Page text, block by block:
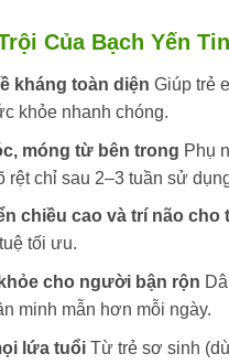
Của Bạch Yến
kháng toàn diện Giúp trẻ
khỏe nhanh chóng.
móng từ bên trong Phụ
rệt chỉ sau 2–3 tuần sử
chiều cao và trí não cho
tối ưu.
cho người bận rộn
minh mẫn hơn mỗi ngày.
lứa tuổiTừ trẻ sơ sinh